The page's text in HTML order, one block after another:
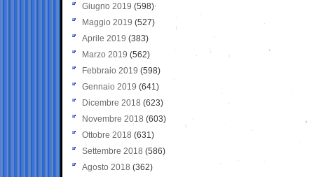
Giugno 2019 (598)
Maggio 2019 (527)
Aprile 2019 (383)
Marzo 2019 (562)
Febbraio 2019 (598)
Gennaio 2019 (641)
Dicembre 2018 (623)
Novembre 2018 (603)
Ottobre 2018 (631)
Settembre 2018 (586)
Agosto 2018 (362)